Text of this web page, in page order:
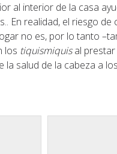
al interior de la casa
En realidad, el riesgo de
no es, por lo tanto
los tiquismiquisal prestar
salud de la cabeza a